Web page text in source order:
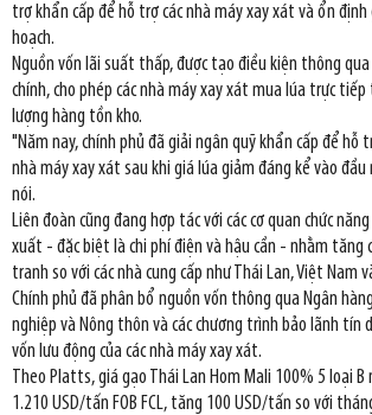
trợ khẩn cấp để hỗ trợ các nhà máy xay xát và ổn
hoạch.
Nguồn vốn lãi suất thấp, được tạo điều kiện thông qua
chính, cho phép các nhà máy xay xát mua lúa trực
lượng hàng tồn kho.
"Năm nay, chính phủ đã giải ngân quỹ khẩn cấp để hỗ
nhà máy xay xát sau khi giá lúa giảm đáng kể vào đầu
nói.
Liên đoàn cũng đang hợp tác với các cơ quan chức
xuất - đặc biệt là chi phí điện và hậu cần - nhằm tăng
tranh so với các nhà cung cấp như Thái Lan, Việt Nam
Chính phủ đã phân bổ nguồn vốn thông qua Ngân
nghiệp và Nông thôn và các chương trình bảo lãnh tín
vốn lưu động của các nhà máy xay xát.
Theo Platts, giá gạo Thái Lan Hom Mali 100% 5 loại B
1.210 USD/tấn FOB FCL, tăng 100 USD/tấn so với